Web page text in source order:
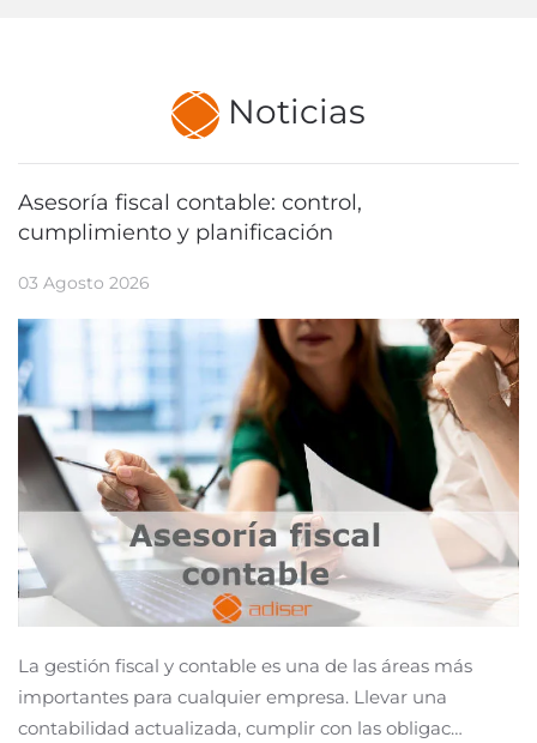
Noticias
Asesoría fiscal contable: control,
cumplimiento y planificación
03 Agosto 2026
La gestión fiscal y contable es una de las áreas más
importantes para cualquier empresa. Llevar una
contabilidad actualizada, cumplir con las obligac…